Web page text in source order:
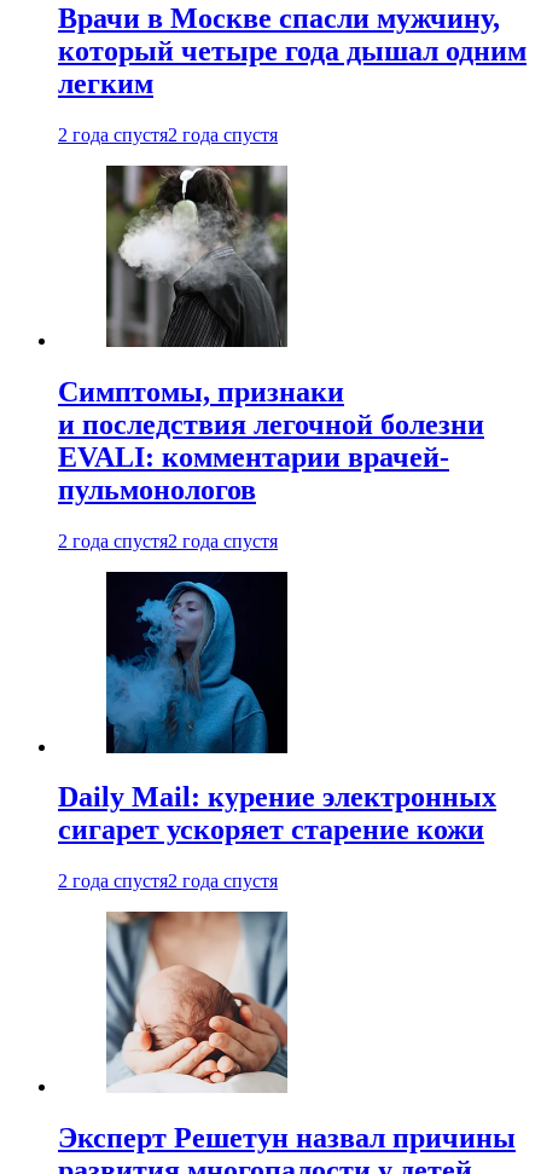
Врачи в Москве спасли мужчину,
который четыре года дышал одним
легким
2 года спустя2 года спустя
Симптомы, признаки
и последствия легочной болезни
EVALI: комментарии врачей-
пульмонологов
2 года спустя2 года спустя
Daily Mail: курение электронных
сигарет ускоряет старение кожи
2 года спустя2 года спустя
Эксперт Решетун назвал причины